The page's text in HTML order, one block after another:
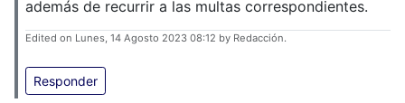
además de recurrir a las multas correspondientes.
Edited on Lunes, 14 Agosto 2023 08:12 by Redacción.
Responder